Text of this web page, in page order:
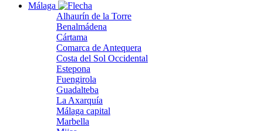
Málaga
Alhaurín de la Torre
Benalmádena
Cártama
Comarca de Antequera
Costa del Sol Occidental
Estepona
Fuengirola
Guadalteba
La Axarquía
Málaga capital
Marbella